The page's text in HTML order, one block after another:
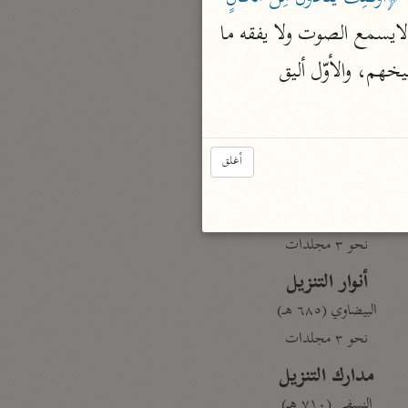
تفسير الجلالين
نحو ٣ مجلدات
أنوار التنزيل
البيضاوي (٦٨٥ هـ)
نحو ٣ مجلدات
مدارك التنزيل
أغلق